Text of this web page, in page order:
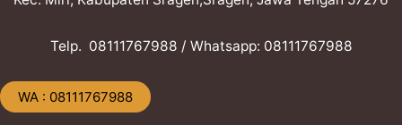
Telp. ​08111767988 / Whatsapp: ​08111767988
​WA : 08111767988